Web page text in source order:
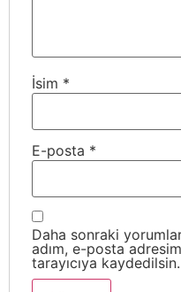
İsim *
E-posta *
Daha sonraki
adım, e-posta
tarayıcıya kaydedilsin.